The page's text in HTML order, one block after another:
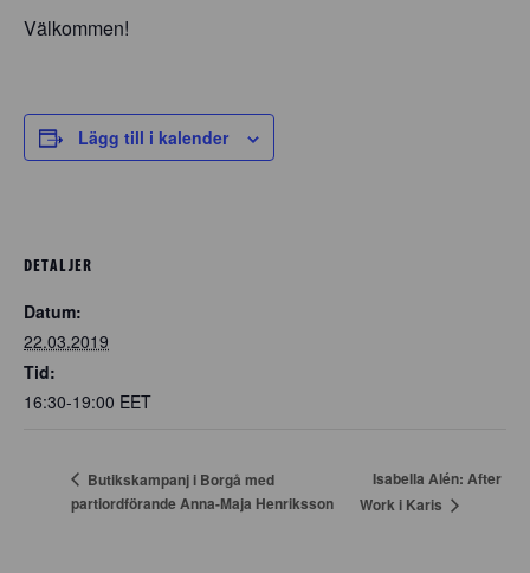
Välkommen!
Lägg till i kalender
DETALJER
Datum:
22.03.2019
Tid:
16:30-19:00 EET
Butikskampanj i Borgå med
partiordförande Anna-Maja Henriksson
Isabella Alén: After
Work i Karis